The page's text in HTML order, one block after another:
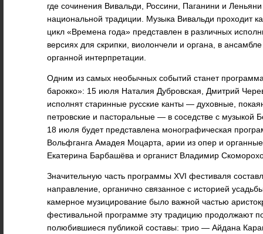
где сочинения Вивальди, Россини, Паганини и
национальной традиции. Музыка Вивальди проходит
цикл «Времена года» представлен в различных
версиях для скрипки, виолончели и органа, в
органной интерпретации.
Одним из самых необычных событий станет
барокко»: 15 июля Наталия Дубровская, Дмитрий
исполнят старинные русские канты — духовные,
петровские и пасторальные — в соседстве с музыкой
18 июля будет представлена монографическая
Вольфганга Амадея Моцарта, арии из опер и
Екатерина Барбашёва и органист Владимир
Значительную часть программы XVI фестиваля
направление, органично связанное с историей
камерное музицирование было важной частью
фестивальной программе эту традицию продолжают
полюбившиеся публикой составы: трио — Айдана